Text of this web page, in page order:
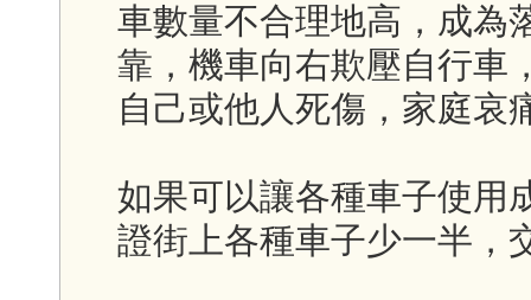
車數量不合理地高，成為
靠，機車向右欺壓自行車
自己或他人死傷，家庭哀
如果可以讓各種車子使用
證街上各種車子少一半，